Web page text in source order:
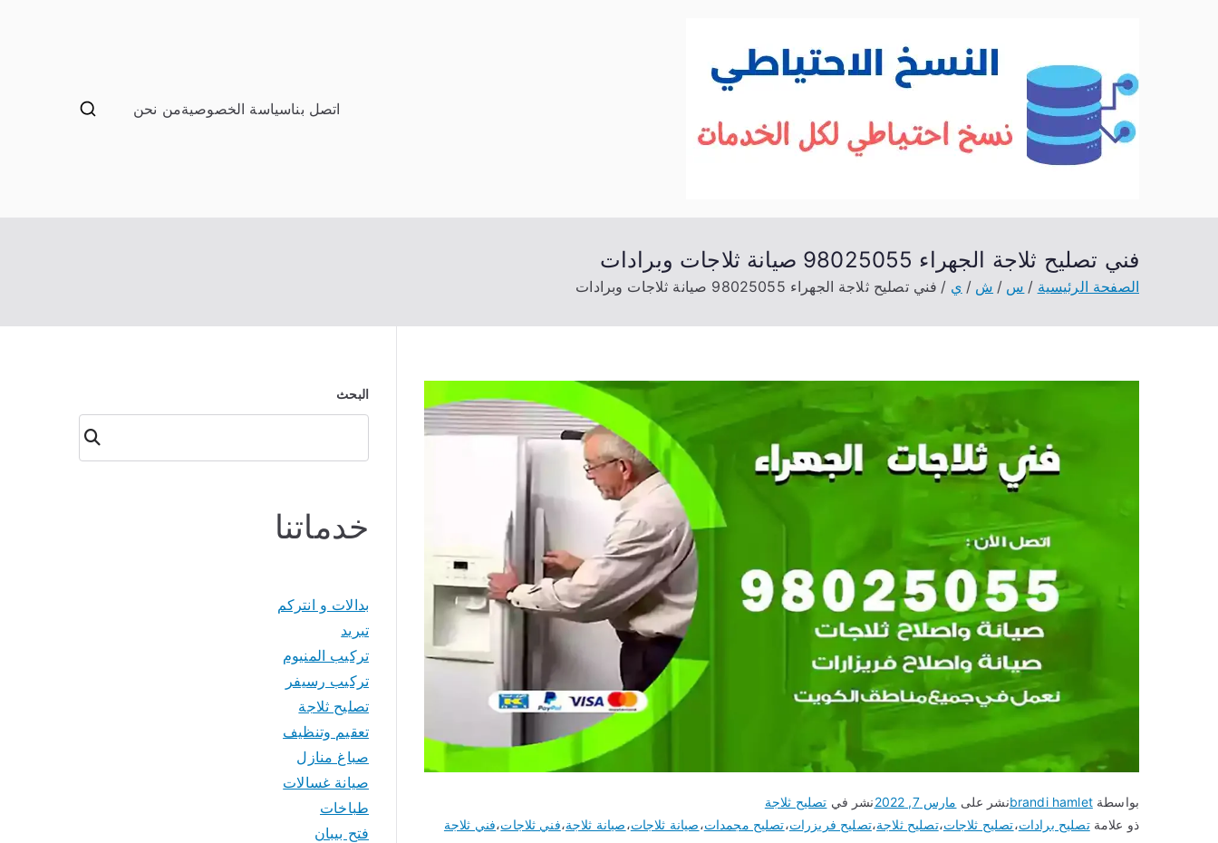
خدمات منزلية بالكويت شراء بيع فك نقل تركيب صيانة تصليح اثاث عفش
اتصل بناسياسة الخصوصيةمن نحن
فني تصليح ثلاجة الجهراء 98025055 صيانة ثلاجات وبرادات
الصفحة الرئيسية س ش ي فني تصليح ثلاجة الجهراء 98025055 صيانة ثلاجات وبرادات
بواسطةbrandi hamletنشر على مارس 7, 2022 نشر في تصليح ثلاجة
ذو علامةتصليح برادات،تصليح ثلاجات،تصليح ثلاجة،تصليح فريزرات،تصليح مجمدات،صيانة ثلاجات،صيانة ثلاجة،فني ثلاجات،فني ثلاجة
البحث
البحث
خدماتنا
بدالات و انتركم
تبريد
تركيب المنيوم
تركيب رسيفر
تصليح ثلاجة
تعقيم وتنظيف
صباغ منازل
صيانة غسالات
طباخات
فتح بيبان